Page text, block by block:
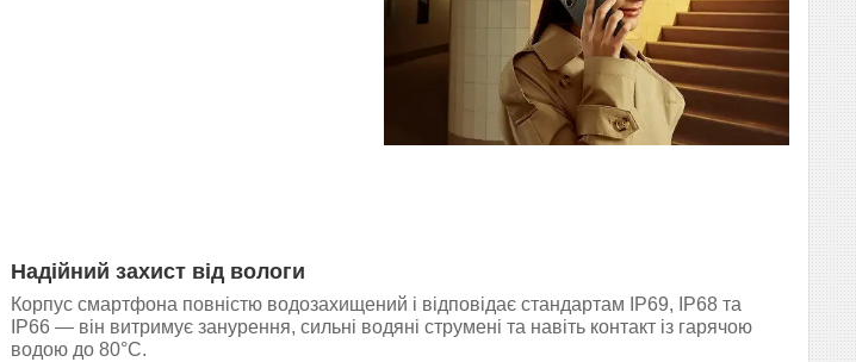
Надійний захист від вологи
Корпус смартфона повністю водозахищений і відповідає стандартам IP69, IP68 та
IP66 — він витримує занурення, сильні водяні струмені та навіть контакт із гарячою
водою до 80°C.